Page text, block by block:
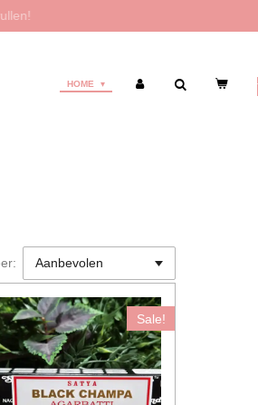
HOME
Sale!